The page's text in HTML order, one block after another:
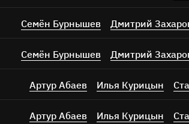
Семён Бурнышев Дмитрий
Семён Бурнышев Дмитрий
Артур Абаев Илья Курицын
Артур Абаев Илья Курицын